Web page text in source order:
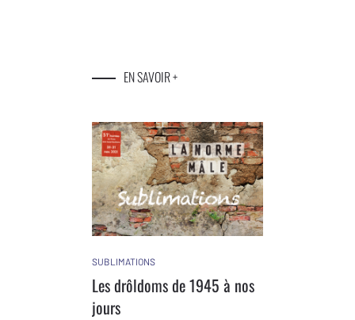
EN SAVOIR +
SUBLIMATIONS
Les drôldoms de 1945 à nos
jours